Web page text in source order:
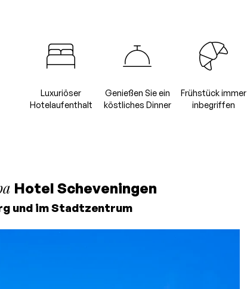
Luxuriöser
Hotelaufenthalt
Genießen Sie ein
köstliches Dinner
Frühstück immer
inbegriffen
Hotel Scheveningen
und im Stadtzentrum